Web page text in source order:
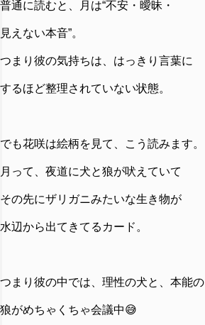
普通に読むと、月は“不安・曖昧・
見えない本音”。
つまり彼の気持ちは、はっきり言葉に
するほど整理されていない状態。
でも花咲は絵柄を見て、こう読みます。
月って、夜道に犬と狼が吠えていて
その先にザリガニみたいな生き物が
水辺から出てきてるカード。
つまり彼の中では、理性の犬と、本能の
狼がめちゃくちゃ会議中😅